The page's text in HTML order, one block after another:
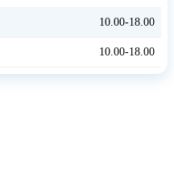
10.00-18.00
10.00-18.00